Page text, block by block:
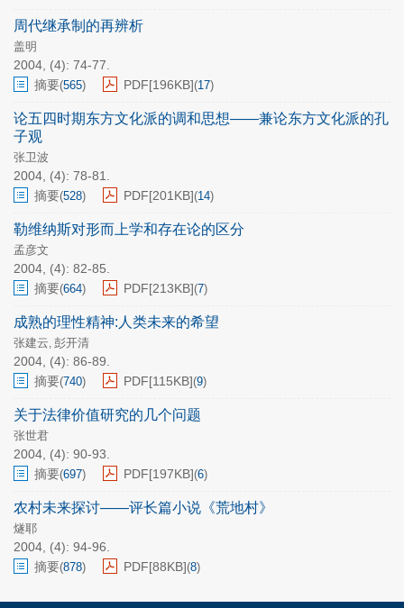
周代继承制的再辨析
盖明
2004, (4): 74-77.
摘要(565) PDF[196KB](17)
论五四时期东方文化派的调和思想——兼论东方文化派的孔
子观
张卫波
2004, (4): 78-81.
摘要(528) PDF[201KB](14)
勒维纳斯对形而上学和存在论的区分
孟彦文
2004, (4): 82-85.
摘要(664) PDF[213KB](7)
成熟的理性精神:人类未来的希望
张建云, 彭开清
2004, (4): 86-89.
摘要(740) PDF[115KB](9)
关于法律价值研究的几个问题
张世君
2004, (4): 90-93.
摘要(697) PDF[197KB](6)
农村未来探讨——评长篇小说《荒地村》
燧耶
2004, (4): 94-96.
摘要(878) PDF[88KB](8)